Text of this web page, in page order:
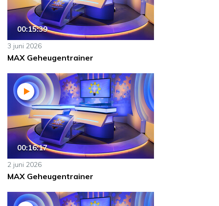
00:15:39
3 juni 2026
MAX Geheugentrainer
00:16:17
2 juni 2026
MAX Geheugentrainer